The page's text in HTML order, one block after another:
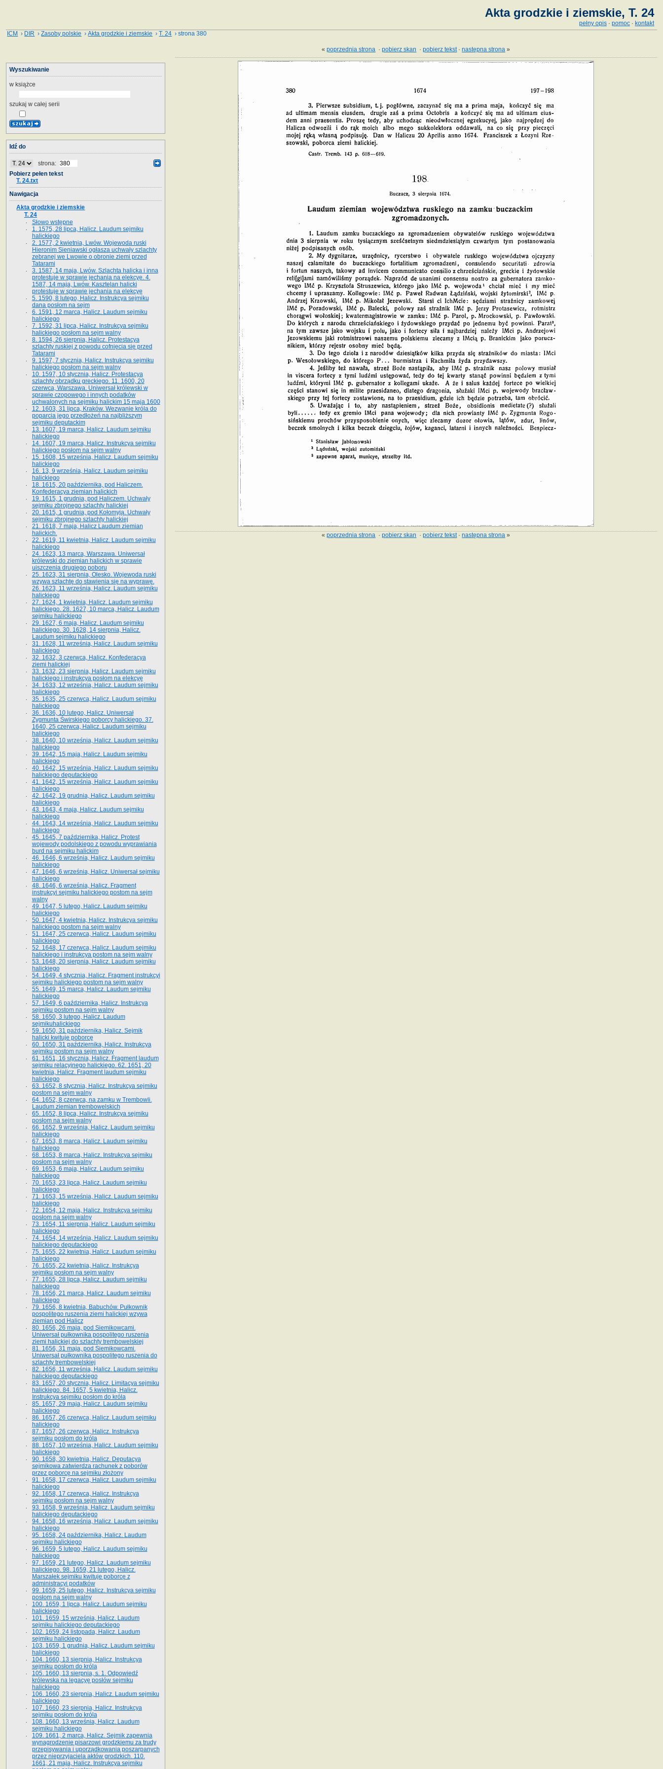
Akta grodzkie i ziemskie, T. 24
pełny opis · pomoc · kontakt
ICM › DIR ›Zasoby polskie ›Akta grodzkie i ziemskie ›T. 24 › strona 380
«poprzednia strona ·pobierz skan ·pobierz tekst·następna strona »
«poprzednia strona ·pobierz skan ·pobierz tekst·następna strona »
Wyszukiwanie
w książce
szukaj w całej serii
Idź do
strona:
Pobierz pełen tekst
T. 24.txt
Nawigacja
Akta grodzkie i ziemskie
T. 24
Słowo wstępne
1. 1575, 28 lipca, Halicz. Laudum sejmiku
halickiego
2. 1577, 2 kwietnia, Lwów. Wojewoda ruski
Hieronim Sieniawski ogłasza uchwały szlachty
zebranej we Lwowie o obronie ziemi przed
Tatarami
3. 1587, 14 maja, Lwów. Szlachta halicka i inna
protestuje w sprawie jechania na elekcyę. 4.
1587, 14 maja, Lwów. Kasztelan halicki
protestuje w sprawie jechania na elekcyę
5. 1590, 8 lutego, Halicz. Instrukcya sejmiku
dana posłom na sejm
6. 1591, 12 marca, Halicz. Laudum sejmiku
halickiego
7. 1592, 31 lipca, Halicz. Instrukcya sejmiku
halickiego posłom na sejm walny
8. 1594, 26 sierpnia, Halicz. Protestacya
szlachty ruskiej z powodu cofnięcia się przed
Tatarami
9. 1597, 7 stycznia, Halicz. Instrukcya sejmiku
halickiego posłom na sejm walny
10. 1597, 10 stycznia, Halicz. Protestacya
szlachty obrządku greckiego. 11. 1600, 20
czerwca, Warszawa. Uniwersał królewski w
sprawie czopowego i innych podatków
uchwalonych na sejmiku halickim 15 maja 1600
12. 1603, 31 lipca, Kraków. Wezwanie króla do
poparcia jego przedłożeń na najbliższym
sejmiku deputackim
13. 1607, 19 marca, Halicz. Laudum sejmiku
halickiego
14. 1607, 19 marca, Halicz. Instrukcya sejmiku
halickiego posłom na sejm walny
15. 1608, 15 września, Halicz. Laudum sejmiku
halickiego
16. 13, 9 września, Halicz. Laudum sejmiku
halickiego
18. 1615, 20 października, pod Haliczem.
Konfederacya ziemian halickich
19. 1615, 1 grudnia, pod Haliczem. Uchwały
sejmiku zbrojnego szlachty halickiej
20. 1615, 1 grudnia, pod Kołomyją. Uchwały
sejmiku zbrojnego szlachty halickiej
21. 1618, 7 maja, Halicz Laudum ziemian
halickich.
22. 1619, 11 kwietnia, Halicz. Laudum sejmiku
halickiego
24. 1623, 13 marca, Warszawa. Uniwersał
królewski do ziemian halickich w sprawie
uiszczenia drugiego poboru
25. 1623, 31 sierpnia, Olesko. Wojewoda ruski
wzywa szlachtę do stawienia się na wyprawę.
26. 1623, 11 września, Halicz. Laudum sejmiku
halickiego
27. 1624, 1 kwietnia, Halicz. Laudum sejmiku
halickiego. 28. 1627, 10 marca, Halicz. Laudum
sejmiku halickiego
29. 1627, 6 maja, Halicz. Laudum sejmiku
halickiego. 30. 1628, 14 sierpnia, Halicz.
Laudum sejmiku halickiego
31. 1628, 11 września, Halicz. Laudum sejmiku
halickiego
32. 1632, 3 czerwca, Halicz. Konfederacya
ziemi halickiej
33. 1632, 23 sierpnia, Halicz. Laudum sejmiku
halickiego i instrukcya posłom na elekcyę
34. 1633, 12 września, Halicz. Laudum sejmiku
halickiego
35. 1635, 25 czerwca, Halicz. Laudum sejmiku
halickiego
36. 1636, 10 lutego, Halicz. Uniwersał
Zygmunta Świrskiego poborcy halickiego. 37.
1640, 25 czerwca, Halicz. Laudum sejmiku
halickiego
38. 1640, 10 września, Halicz. Laudum sejmiku
halickiego
39. 1642, 15 maja, Halicz. Laudum sejmiku
halickiego
40. 1642, 15 września, Halicz. Laudum sejmiku
halickiego deputackiego
41. 1642, 15 września, Halicz. Laudum sejmiku
halickiego
42. 1642, 19 grudnia, Halicz. Laudum sejmiku
halickiego
43. 1643, 4 maja, Halicz. Laudum sejmiku
halickiego
44. 1643, 14 września, Halicz. Laudum sejmiku
halickiego
45. 1645, 7 października, Halicz. Protest
wojewody podolskiego z powodu wyprawiania
burd na sejmiku halickim
46. 1646, 6 września, Halicz. Laudum sejmiku
halickiego
47. 1646, 6 września, Halicz. Uniwersał sejmiku
halickiego
48. 1646, 6 września, Halicz. Fragment
instrukcyi sejmiku halickiego postom na sejm
walny
49. 1647, 5 lutego, Halicz. Laudum sejmiku
halickiego
50. 1647, 4 kwietnia, Halicz. Instrukcya sejmiku
halickiego postom na sejm walny
51. 1647, 25 czerwca, Halicz. Laudum sejmiku
halickiego
52. 1648, 17 czerwca, Halicz. Laudum sejmiku
halickiego i instrukcya postom na sejm walny
53. 1648, 20 sierpnia, Halicz. Laudum sejmiku
halickiego
54. 1649, 4 stycznia, Halicz. Fragment instrukcyi
sejmiku halickiego postom na sejm walny
55. 1649, 15 marca, Halicz. Laudum sejmiku
halickiego
57. 1649, 6 października, Halicz. Instrukcya
sejmiku postom na sejm walny
58. 1650, 3 lutego, Halicz. Laudum
sejmikuhalickiego
59. 1650, 31 października, Halicz. Sejmik
halicki kwituje poborcę
60. 1650, 31 października, Halicz. Instrukcya
sejmiku postom na sejm walny
61. 1651, 16 stycznia, Halicz. Fragment laudum
sejmiku relacyjnego halickiego. 62. 1651, 20
kwietnia, Halicz. Fragment laudum sejmiku
halickiego
63. 1652, 8 stycznia, Halicz. Instrukcya sejmiku
postom na sejm walny
64. 1652, 8 czerwca, na zamku w Trembowli.
Laudum ziemian trembowelskich
65. 1652, 8 lipca, Halicz. Instrukcya sejmiku
posłom na sejm walny
66. 1652, 9 września, Halicz. Laudum sejmiku
halickiego
67. 1653, 8 marca, Halicz. Laudum sejmiku
halickiego
68. 1653, 8 marca, Halicz. Instrukcya sejmiku
posłom na sejm walny
69. 1653, 6 maja, Halicz. Laudum sejmiku
halickiego
70. 1653, 23 lipca, Halicz. Laudum sejmiku
halickiego
71. 1653, 15 września, Halicz. Laudum sejmiku
halickiego
72. 1654, 12 maja, Halicz. Instrukcya sejmiku
posłom na sejm walny
73. 1654, 11 sierpnia, Halicz. Laudum sejmiku
halickiego
74. 1654, 14 września, Halicz. Laudum sejmiku
halickiego deputackiego
75. 1655, 22 kwietnia, Halicz. Laudum sejmiku
halickiego
76. 1655, 22 kwietnia, Halicz. Instrukcya
sejmiku posłom na sejm walny
77. 1655, 28 lipca, Halicz. Laudum sejmiku
halickiego
78. 1656, 21 marca, Halicz. Laudum sejmiku
halickiego
79. 1656, 8 kwietnia, Babuchów. Pułkownik
pospolitego ruszenia ziemi halickiej wzywa
ziemian pod Halicz
80. 1656, 26 maja, pod Siemikowcami.
Uniwersał pułkownika pospolitego ruszenia
ziemi halickiej do szlachty trembowelskiej
81. 1656, 31 maja, pod Siemikowcami.
Uniwersał pułkownika pospolitego ruszenia do
szlachty trembowelskiej
82. 1656, 11 września, Halicz. Laudum sejmiku
halickiego deputackiego
83. 1657, 20 stycznia, Halicz. Limitacya sejmiku
halickiego. 84. 1657, 5 kwietnia, Halicz.
Instrukcya sejmiku posłom do króla
85. 1657, 29 maja, Halicz. Laudum sejmiku
halickiego
86. 1657, 26 czerwca, Halicz. Laudum sejmiku
halickiego
87. 1657, 26 czerwca, Halicz. Instrukcya
sejmiku posłom do króla
88. 1657, 10 września, Halicz. Laudum sejmiku
halickiego
90. 1658, 30 kwietnia, Halicz. Deputacya
sejmikowa zatwierdza rachunek z poborów
przez poborcę na sejmiku złożony
91. 1658, 17 czerwca, Halicz. Laudum sejmiku
halickiego
92. 1658, 17 czerwca, Halicz. Instrukcya
sejmiku posłom na sejm walny
93. 1658, 9 września, Halicz. Laudum sejmiku
halickiego deputackiego
94. 1658, 16 września, Halicz. Laudum sejmiku
halickiego
95. 1658, 24 października, Halicz. Laudum
sejmiku halickiego
96. 1659, 5 lutego, Halicz. Laudum sejmiku
halickiego
97. 1659, 21 lutego, Halicz. Laudum sejmiku
halickiego. 98. 1659, 21 lutego, Halicz.
Marszałek sejmiku kwituje poborcę z
administracyi podatków
99. 1659, 25 lutego, Halicz. Instrukcya sejmiku
posłom na sejm walny
100. 1659, 1 lipca, Halicz. Laudum sejmiku
halickiego
101. 1659, 15 września, Halicz. Laudum
sejmiku halickiego deputackiego
102. 1659, 24 listopada, Halicz. Laudum
sejmiku halickiego
103. 1659, 1 grudnia, Halicz. Laudum sejmiku
halickiego
104. 1660, 13 sierpnia, Halicz. Instrukcya
sejmiku posłom do króla
105. 1660, 13 sierpnia, s. 1. Odpowiedź
królewska na legacyę posłów sejmiku
halickiego
106. 1660, 23 sierpnia, Halicz. Laudum sejmiku
halickiego
107. 1660, 23 sierpnia, Halicz. Instrukcya
sejmiku posłom do króla
108. 1660, 13 września, Halicz. Laudum
sejmiku halickiego
109. 1661, 2 marca, Halicz. Sejmik zapewnia
wynagrodzenie pisarzowi grodzkiemu za trudy
przepisywania i uporządkowania poszarpanych
przez nieprzyjaciela aktów grodzkich. 110.
1661, 21 maja, Halicz. Instrukcya sejmiku